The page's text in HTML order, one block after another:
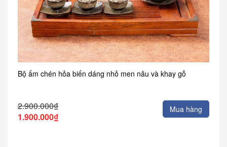
Bộ ấm chén hỏa biến dáng nhỏ men nâu và khay gỗ
2.900.000₫
1.900.000₫
Mua hàng